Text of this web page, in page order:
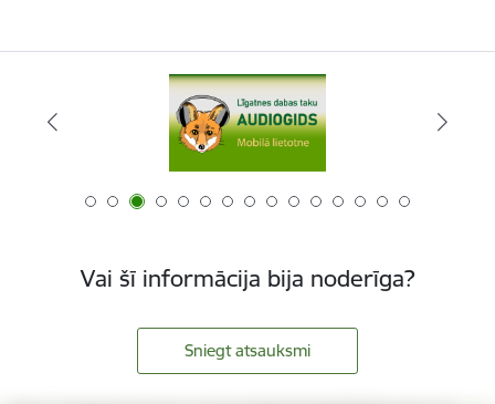
Vai šī informācija bija noderīga?
Sniegt atsauksmi